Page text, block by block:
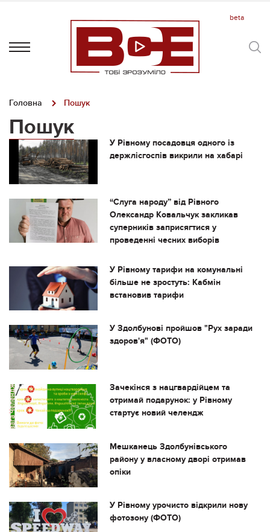
Головна Пошук
Пошук
У Рівному посадовця одного із
держлісгоспів викрили на хабарі
“Слуга народу” від Рівного
Олександр Ковальчук закликав
суперників заприсягтися у
проведенні чесних виборів
У Рівному тарифи на комунальні
більше не зростуть: Кабмін
встановив тарифи
У Здолбунові пройшов "Рух заради
здоров'я" (ФОТО)
Зачекінся з нацгвардійцем та
отримай подарунок: у Рівному
стартує новий челендж
Мешканець Здолбунівського
району у власному дворі отримав
опіки
У Рівному урочисто відкрили нову
фотозону (ФОТО)